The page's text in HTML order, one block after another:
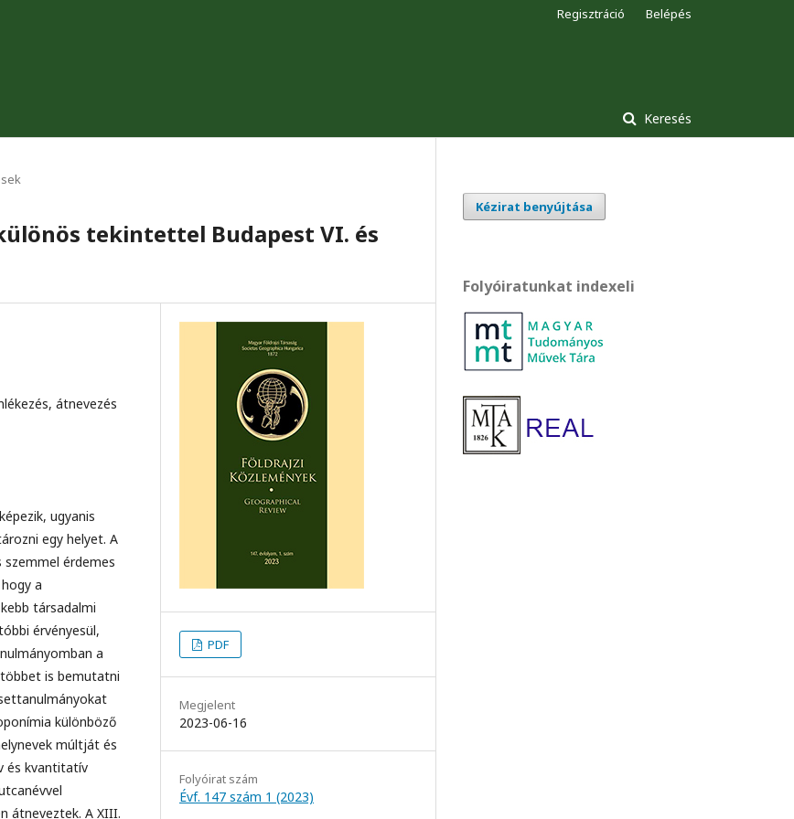
Keresés
Regisztráció Belépés
tekintettel Budapest VI. és
átnevezés
ugyanis
egy helyet. A
érdemes
a
társadalmi
érvényesül,
a
is bemutatni
különböző
múltját és
és kvantitatív
átneveztek. A XIII.
PDF
Megjelent
2023-06-16
Folyóirat szám
Évf. 147 szám 1 (2023)
Kézirat benyújtása
Folyóiratunkat indexeli